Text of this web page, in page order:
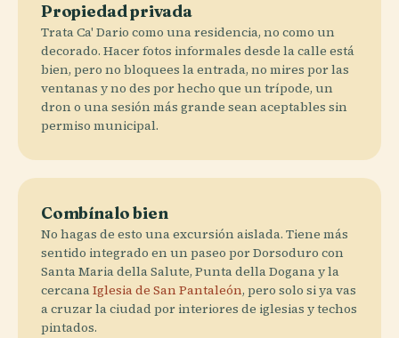
Propiedad privada
Trata Ca' Dario como una residencia, no como un
decorado. Hacer fotos informales desde la calle está
bien, pero no bloquees la entrada, no mires por las
ventanas y no des por hecho que un trípode, un
dron o una sesión más grande sean aceptables sin
permiso municipal.
Combínalo bien
No hagas de esto una excursión aislada. Tiene más
sentido integrado en un paseo por Dorsoduro con
Santa Maria della Salute, Punta della Dogana y la
cercanaIglesia de San Pantaleón, pero solo si ya vas
a cruzar la ciudad por interiores de iglesias y techos
pintados.